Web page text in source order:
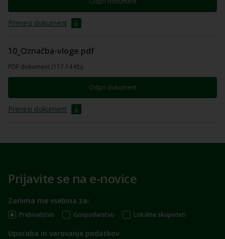
Prenesi dokument
10_Označba-vloge.pdf
PDF dokument (117.14 Kb)
Odpri dokument
Prenesi dokument
Prijavite se na e-novice
Zanima me vsebina za:
Prebivalstvo Gospodarstvo Lokalne skupnosti
Uporaba in varovanje podatkov